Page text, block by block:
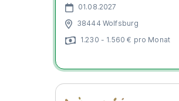
01.08.2027
38444 Wolfsburg
1.230 - 1.560 € pro Monat